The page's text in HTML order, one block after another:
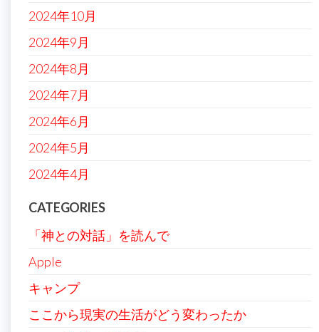
2024年10月
2024年9月
2024年8月
2024年7月
2024年6月
2024年5月
2024年4月
CATEGORIES
「神との対話」を読んで
Apple
キャンプ
ここから現実の生活がどう変わったか